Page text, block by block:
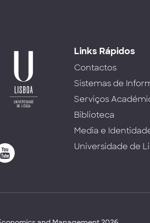
Links Rápidos
Contactos
Sistemas de
Serviços
Biblioteca
Media e
Universidade de